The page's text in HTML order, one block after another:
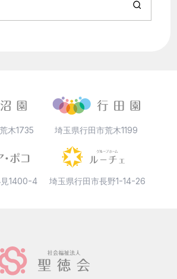
木1735 埼玉県行田市荒木1199
1400-4 埼玉県行田市長野1-14-26